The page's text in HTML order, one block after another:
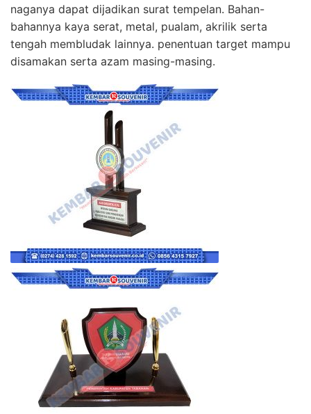
naganya dapat dijadikan surat tempelan. Bahan-
bahannya kaya serat, metal, pualam, akrilik serta
tengah membludak lainnya. penentuan target mampu
disamakan serta azam masing-masing.